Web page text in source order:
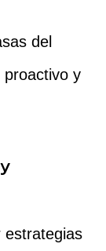
del
y
estrategias